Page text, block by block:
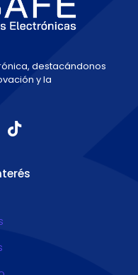
destacándonos
y la